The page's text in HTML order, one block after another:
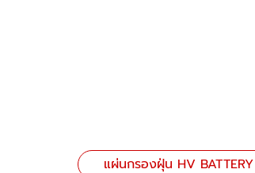
แผ่นกรองฝุ่น HV BATTERY